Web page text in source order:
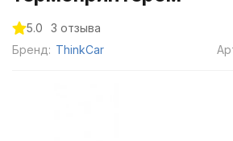
5.0
3 отзыва
Бренд: ThinkCar